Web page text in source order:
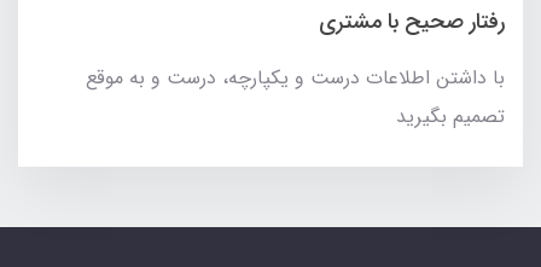
رفتار صحیح با مشتری
با داشتن اطلاعات درست و یکپارچه، درست و به موقع
تصمیم بگیرید